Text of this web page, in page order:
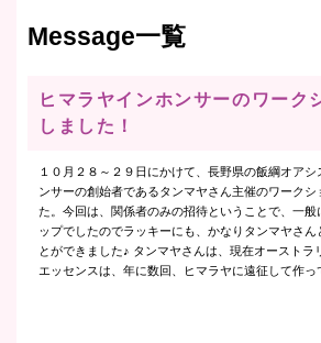
Message一覧
ヒマラヤインホンサーのワーク
しました！
１０月２８～２９日にかけて、長野県の飯綱オア
ンサーの創始者であるタンマヤさん主催のワークシ
た。今回は、関係者のみの招待ということで、一般
ップでしたのでラッキーにも、かなりタンマヤさん
とができました♪ タンマヤさんは、現在オーストラ
エッセンスは、年に数回、ヒマラヤに遠征して作っ